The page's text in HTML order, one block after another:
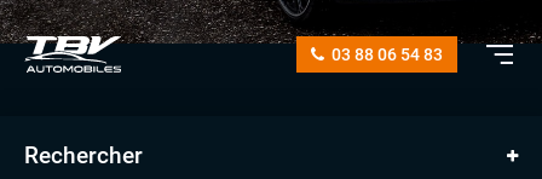
03 88 06 54 83
Rechercher